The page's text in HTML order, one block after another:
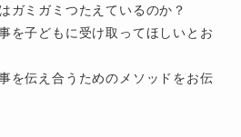
ガミガミつたえているのか？
子どもに受け取ってほしいとお
を伝え合うためのメソッドをお伝